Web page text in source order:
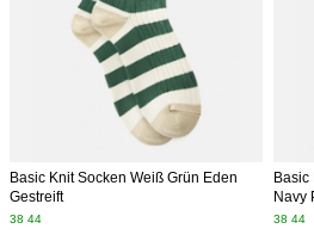
Basic Knit Socken Weiß Grün Eden
Gestreift
3844
Navy
38 44